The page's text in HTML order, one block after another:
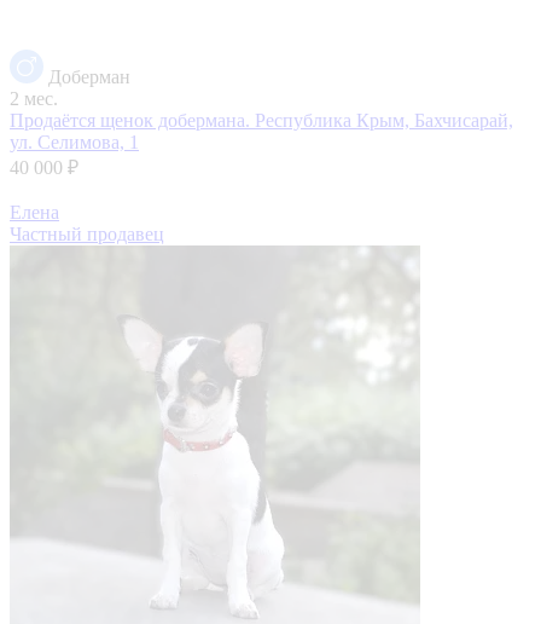
Доберман
2 мес.
Продаётся щенок добермана. Республика Крым, Бахчисарай,
ул. Селимова, 1
40 000 ₽
Елена
Частный продавец